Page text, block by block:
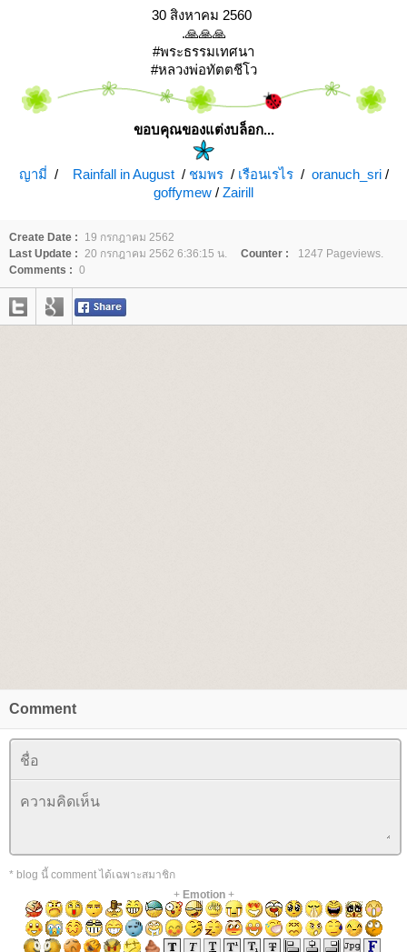
30 สิงหาคม 2560
.🙏🙏🙏
#พระธรรมเทศนา
#หลวงพ่อทัตตชีโว
ขอบคุณของแต่งบล็อก...
ญามี่ / Rainfall in August / ชมพร / เรือนเรไร/ oranuch_sri /
goffymew / Zairill
Create Date :
19 กรกฎาคม 2562
Last Update : 20 กรกฎาคม 2562 6:36:15 น. Counter :
1247 Pageviews.
Comments : 0
Comment
* blog นี้ comment ได้เฉพาะสมาชิก
+ Emotion+